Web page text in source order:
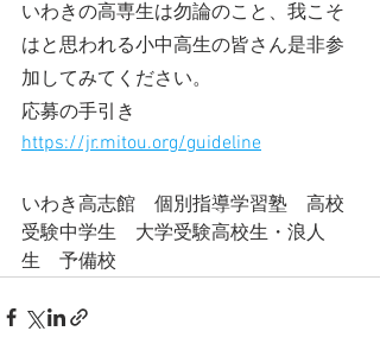
いわきの高専生は勿論のこと、我こそ
はと思われる小中高生の皆さん是非参
加してみてください。
応募の手引き
https://jr.mitou.org/guideline
いわき高志館　個別指導学習塾　高校
受験中学生　大学受験高校生・浪人
生　予備校